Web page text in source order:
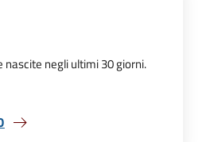
nascite negli ultimi 30 giorni.